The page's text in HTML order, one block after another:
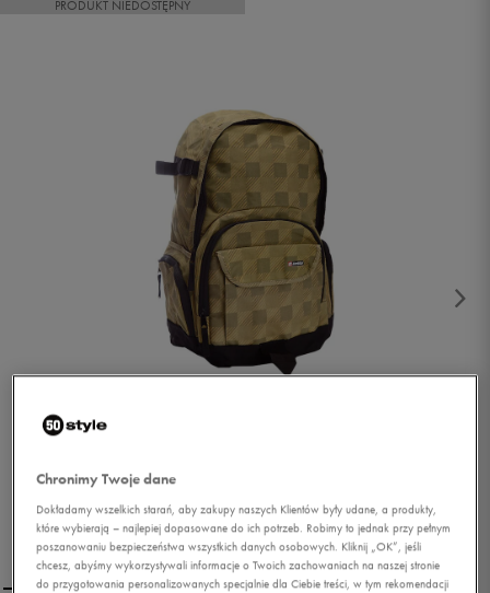
PRODUKT NIEDOSTĘPNY
Chronimy Twoje dane
Dokładamy wszelkich starań, aby zakupy naszych Klientów były udane, a produkty,
które wybierają – najlepiej dopasowane do ich potrzeb. Robimy to jednak przy pełnym
poszanowaniu bezpieczeństwa wszystkich danych osobowych. Kliknij „OK”, jeśli
chcesz, abyśmy wykorzystywali informacje o Twoich zachowaniach na naszej stronie
do przygotowania personalizowanych specjalnie dla Ciebie treści, w tym rekomendacji